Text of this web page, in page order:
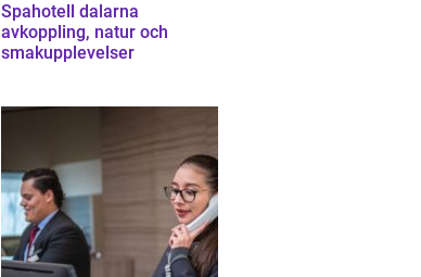
Spahotell dalarna
avkoppling, natur och
smakupplevelser